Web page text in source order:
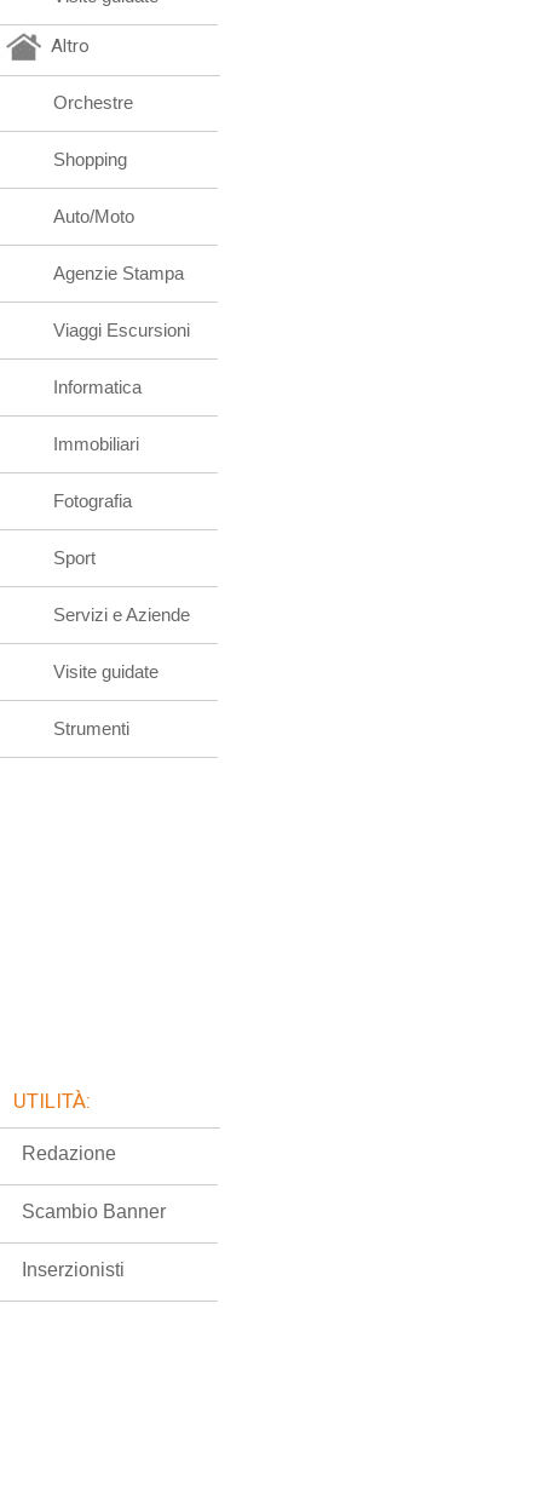
Altro
Orchestre
Shopping
Auto/Moto
Agenzie Stampa
Viaggi Escursioni
Informatica
Immobiliari
Fotografia
Sport
Servizi e Aziende
Visite guidate
Strumenti
UTILITÀ:
Redazione
Scambio Banner
Inserzionisti